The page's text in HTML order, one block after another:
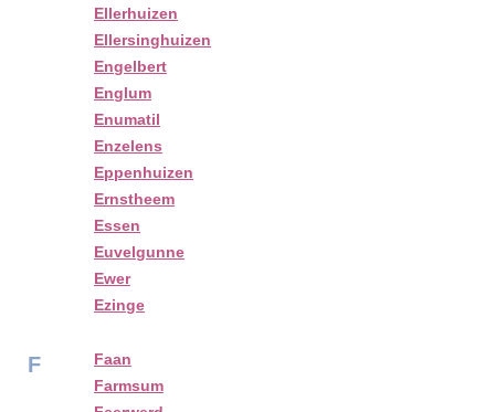
Ellerhuizen
Ellersinghuizen
Engelbert
Englum
Enumatil
Enzelens
Eppenhuizen
Ernstheem
Essen
Euvelgunne
Ewer
Ezinge
F
Faan
Farmsum